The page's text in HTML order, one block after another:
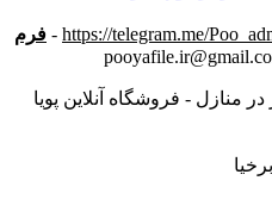
https://telegram.me/
- فرم
منازل - فروشگاه آنلاین پویا